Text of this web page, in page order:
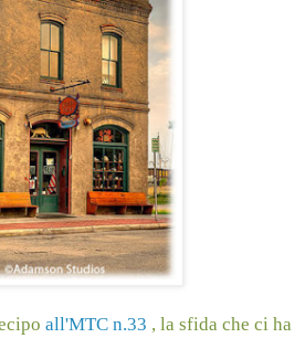
all'MTC n.33 , la sfida che ci ha